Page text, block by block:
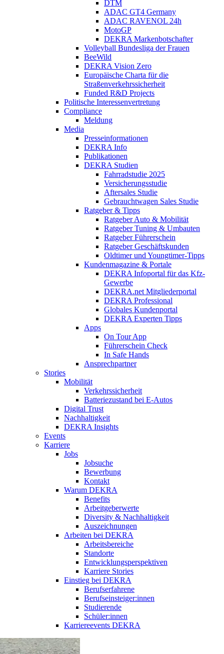
DTM
ADAC GT4 Germany
ADAC RAVENOL 24h
MotoGP
DEKRA Markenbotschafter
Volleyball Bundesliga der Frauen
BeeWild
DEKRA Vision Zero
Europäische Charta für die
Straßenverkehrssicherheit
Funded R&D Projects
Politische Interessenvertretung
Compliance
Meldung
Media
Presseinformationen
DEKRA Info
Publikationen
DEKRA Studien
Fahrradstudie 2025
Versicherungsstudie
Aftersales Studie
Gebrauchtwagen Sales Studie
Ratgeber & Tipps
Ratgeber Auto & Mobilität
Ratgeber Tuning & Umbauten
Ratgeber Führerschein
Ratgeber Geschäftskunden
Oldtimer und Youngtimer-Tipps
Kundenmagazine & Portale
DEKRA Infoportal für das Kfz-
Gewerbe
DEKRA.net Mitgliederportal
DEKRA Professional
Globales Kundenportal
DEKRA Experten Tipps
Apps
On Tour App
Führerschein Check
In Safe Hands
Ansprechpartner
Stories
Mobilität
Verkehrssicherheit
Batteriezustand bei E-Autos
Digital Trust
Nachhaltigkeit
DEKRA Insights
Events
Karriere
Jobs
Jobsuche
Bewerbung
Kontakt
Warum DEKRA
Benefits
Arbeitgeberwerte
Diversity & Nachhaltigkeit
Auszeichnungen
Arbeiten bei DEKRA
Arbeitsbereiche
Standorte
Entwicklungsperspektiven
Karriere Stories
Einstieg bei DEKRA
Berufserfahrene
Berufseinsteiger:innen
Studierende
Schüler:innen
Karriereevents DEKRA